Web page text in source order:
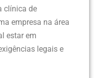
clínica de
empresa na área
estar em
legais e